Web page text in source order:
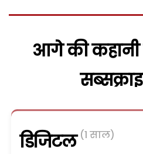
आगे की
डिजिटल (1 साल)